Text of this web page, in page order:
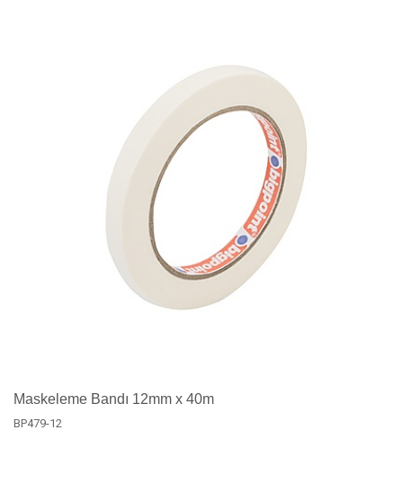
Maskeleme Bandı 12mm x 40m
BP479-12